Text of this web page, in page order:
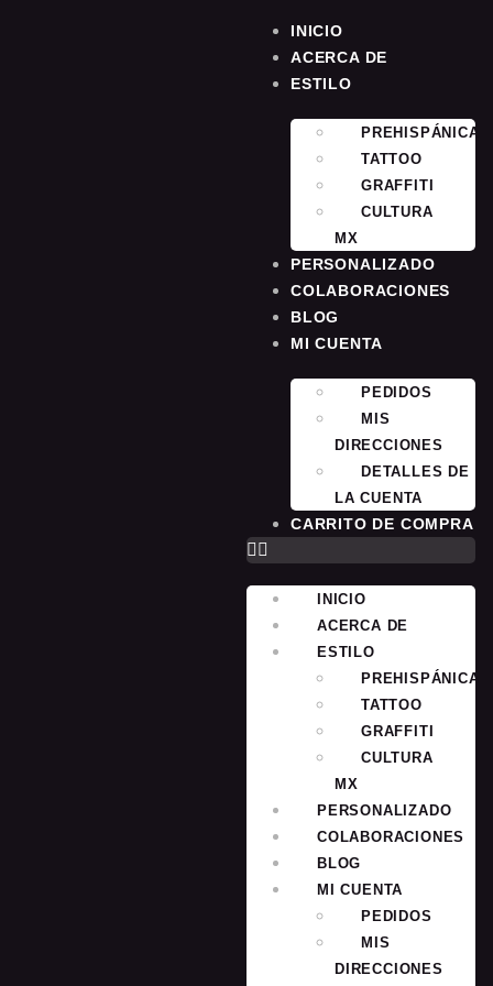
INICIO
ACERCA DE
ESTILO
PREHISPÁNICA
TATTOO
GRAFFITI
CULTURA
MX
PERSONALIZADO
COLABORACIONES
BLOG
MI CUENTA
PEDIDOS
MIS
DIRECCIONES
DETALLES DE
LA CUENTA
CARRITO DE COMPRA
INICIO
ACERCA DE
ESTILO
PREHISPÁNICA
TATTOO
GRAFFITI
CULTURA
MX
PERSONALIZADO
COLABORACIONES
BLOG
MI CUENTA
PEDIDOS
MIS
DIRECCIONES